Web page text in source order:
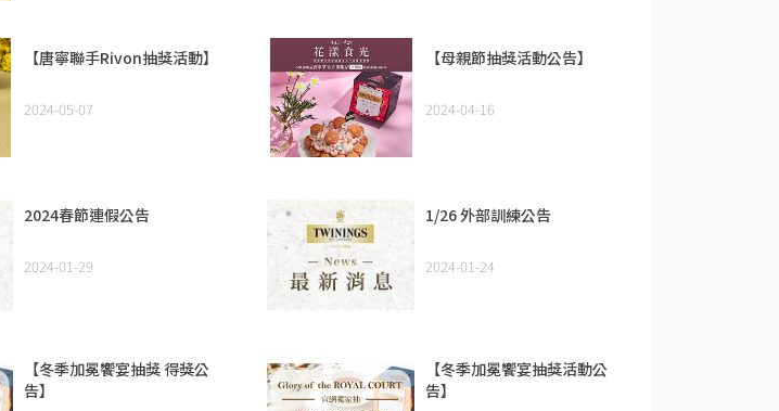
【唐寧聯手Rivon抽獎活動】
2024-05-07
【母親節抽獎活動公告】
2024-04-16
2024春節連假公告
2024-01-29
1/26 外部訓練公告
2024-01-24
【冬季加冕饗宴抽獎 得獎公
告】
【冬季加冕饗宴抽獎活動公
告】